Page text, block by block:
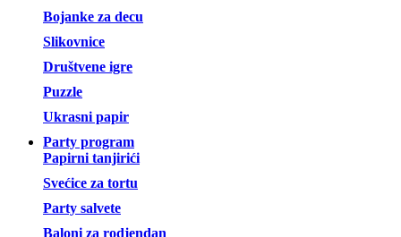
Bojanke za decu
Slikovnice
Društvene igre
Puzzle
Ukrasni papir
Party program
Papirni tanjirići
Svećice za tortu
Party salvete
Baloni za rodjendan